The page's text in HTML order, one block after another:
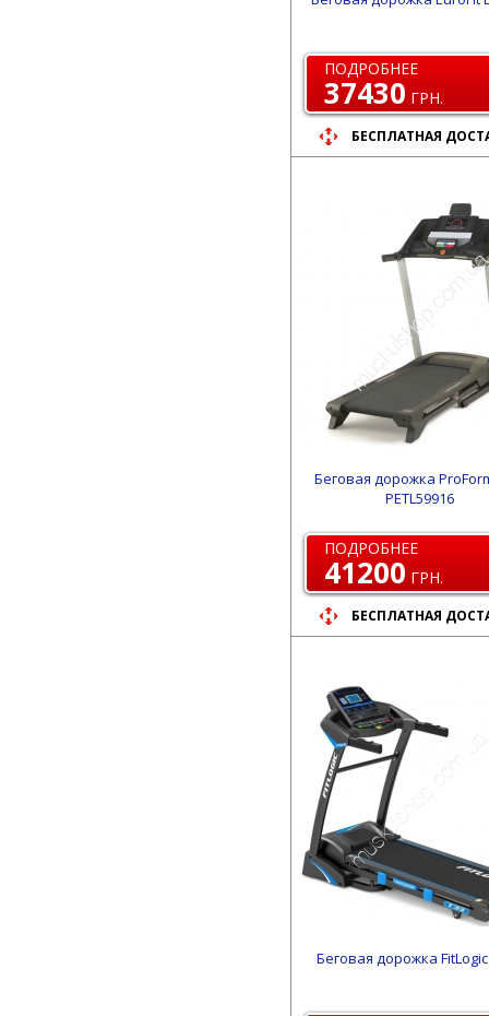
ПОДРОБНЕЕ
37430 ГРН.
БЕСПЛАТНАЯ
Беговая дорожка
PETL59916
ПОДРОБНЕЕ
41200 ГРН.
БЕСПЛАТНАЯ
Беговая дорожка FitLogic